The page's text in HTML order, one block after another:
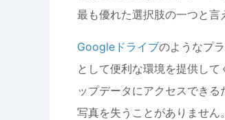
最も優れた選択肢の一つと言
Googleドライブのようなプ
として便利な環境を提供し
ップデータにアクセスでき
写真を失うことがありません。